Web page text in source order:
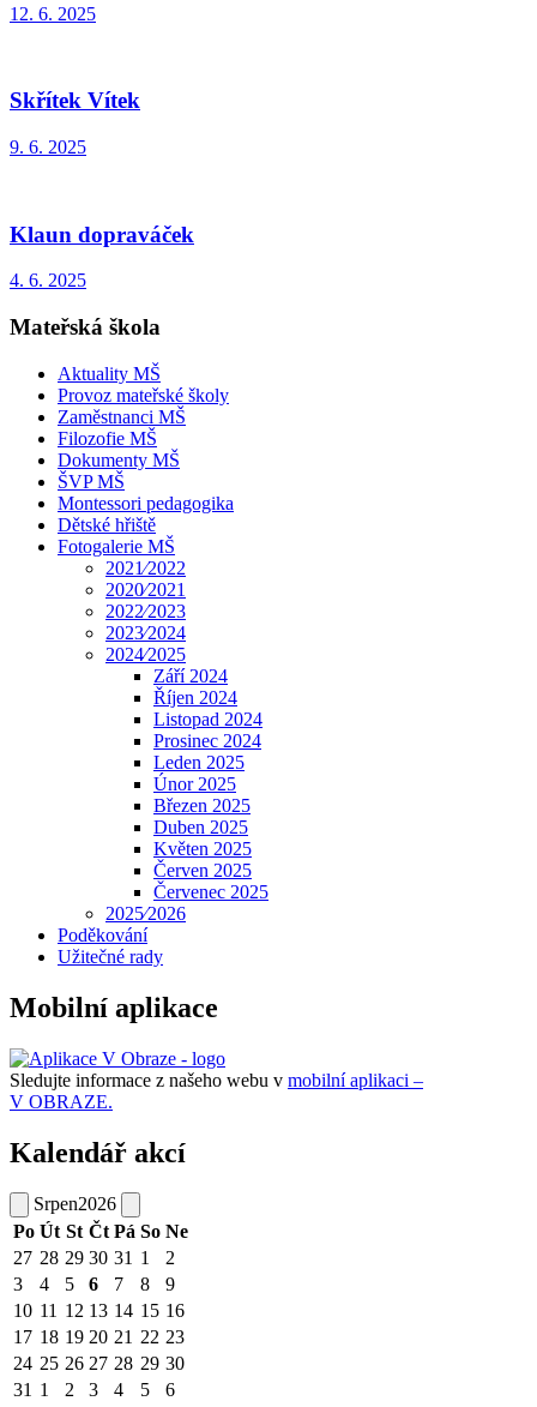
12. 6. 2025
Skřítek Vítek
9. 6. 2025
Klaun dopraváček
4. 6. 2025
Mateřská škola
Aktuality MŠ
Provoz mateřské školy
Zaměstnanci MŠ
Filozofie MŠ
Dokumenty MŠ
ŠVP MŠ
Montessori pedagogika
Dětské hřiště
Fotogalerie MŠ
2021⁄2022
2020⁄2021
2022⁄2023
2023⁄2024
2024⁄2025
Září 2024
Říjen 2024
Listopad 2024
Prosinec 2024
Leden 2025
Únor 2025
Březen 2025
Duben 2025
Květen 2025
Červen 2025
Červenec 2025
2025⁄2026
Poděkování
Užitečné rady
Mobilní aplikace
Sledujte informace z našeho webu v mobilní aplikaci –
V OBRAZE.
Kalendář akcí
Srpen2026
Po Út St Čt Pá So Ne
27 28 29 30 31 1
2
3
4 5 6 7 8
9
10 11 12 13 14 15 16
17 18 19 20 21 22 23
24 25 26 27 28 29 30
31 1 2 3 4 5 6